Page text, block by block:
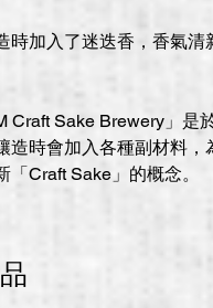
時加入了迷迭香，香氣
Craft Sake Brewery」是
造時會加入各種副材料
「Craft Sake」的概念。